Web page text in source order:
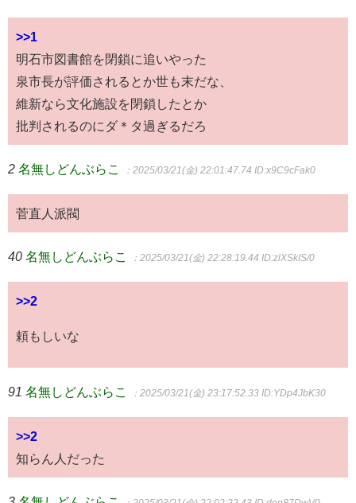
>>1
明石市図書館を閉鎖に追いやった
泉市長が評価されるとか世も末だな、
維新なら文化施設を閉鎖したとか
批判されるのにダ＊タ過ぎるだろ
2 名無しどんぶらこ ：2025/03/21(金) 22:01:47.74 ID:x9C9cFak0
菅直人派閥
40 名無しどんぶらこ ：2025/03/21(金) 22:28:19.44 ID:zlXSkIS/0
>>2
頼もしいな
91 名無しどんぶらこ ：2025/03/21(金) 23:17:52.33 ID:YDp4JbK30
>>2
知らん人だった